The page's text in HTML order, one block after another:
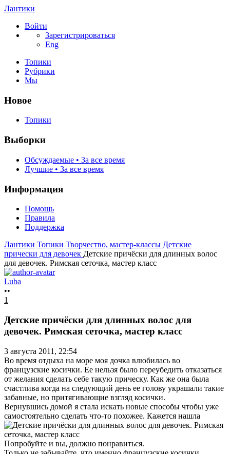
Лантики
Войти
Зарегистрироваться
Eng
Топики
Рубрики
Мы
Новое
Топики
Выборки
Обсуждаемые • За все время
Лучшие • За все время
Информация
Помощь
Правила
Поддержка
Лантики Топики Творчество, мастер-классы Детские
прически для девочек Детские причёски для длинных волос
для девочек. Римская сеточка, мастер класс
Luba
••
1
Детские причёски для длинных волос для
девочек. Римская сеточка, мастер класс
3 августа 2011, 22:54
Во время отдыха на море моя дочка влюбилась во
французские косички. Ее нельзя было переубедить отказаться
от желания сделать себе такую прическу. Как же она была
счастлива когда на следующий день ее голову украшали такие
забавные, но притягивающие взгляд косички.
Вернувшись домой я стала искать новые способы чтобы уже
самостоятельно сделать что-то похожее. Кажется нашла
Попробуйте и вы, должно понравиться.